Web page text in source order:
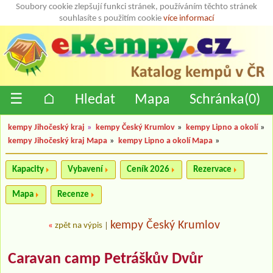
Soubory cookie zlepšují funkci stránek, používáním těchto stránek
souhlasíte s použitím cookie více informací
☰ ⌂ Hledat Mapa Schránka(0)
kempy Jihočeský kraj » kempy Český Krumlov » kempy Lipno a okolí »
kempy Jihočeský kraj Mapa » kempy Lipno a okolí Mapa »
Kapacity Vybavení Ceník 2026 Rezervace
Mapa Recenze
« zpět na výpis kempy Český Krumlov
Caravan camp Petráškův Dvůr